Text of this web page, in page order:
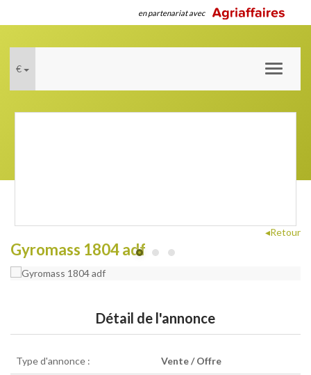
en partenariat avec
Toggle
€
◂Retour
Gyromass 1804 adf
Détail de l'annonce
Type d'annonce : Vente / Offre